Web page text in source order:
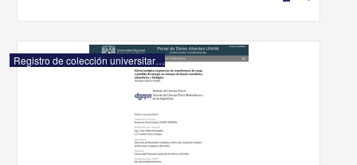
Registro de colección universitaria